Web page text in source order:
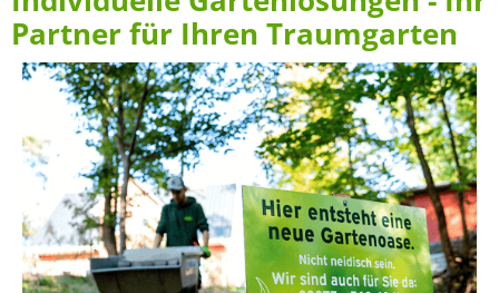
Partner für Ihren Traumgarten